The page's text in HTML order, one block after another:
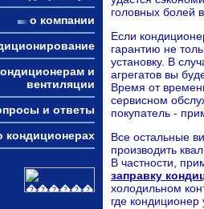
о компании
и
вентиляции
и ответы
кондиционерах
головных болей
Если
гарантию не
установку. В
агрегатов вы
Время от
сервисном
покупатель -
Все остальные
производить
В частности,
заправку
холодильном
где кондиционер